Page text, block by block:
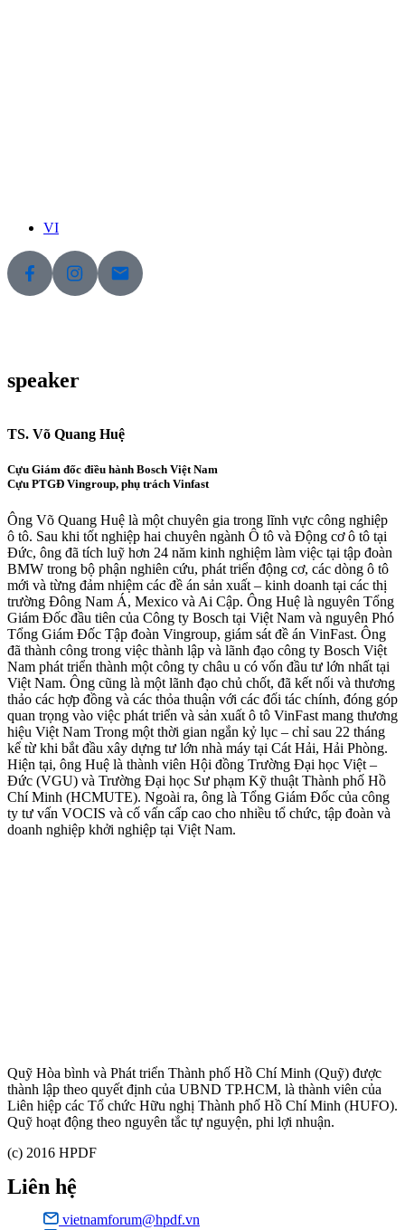
VI
speaker
TS. Võ Quang Huệ
Cựu Giám đốc điều hành Bosch Việt Nam
Cựu PTGĐ Vingroup, phụ trách Vinfast
Ông Võ Quang Huệ là một chuyên gia trong lĩnh vực công nghiệp
ô tô. Sau khi tốt nghiệp hai chuyên ngành Ô tô và Động cơ ô tô tại
Đức, ông đã tích luỹ hơn 24 năm kinh nghiệm làm việc tại tập đoàn
BMW trong bộ phận nghiên cứu, phát triển động cơ, các dòng ô tô
mới và từng đảm nhiệm các đề án sản xuất – kinh doanh tại các thị
trường Đông Nam Á, Mexico và Ai Cập. Ông Huệ là nguyên Tổng
Giám Đốc đầu tiên của Công ty Bosch tại Việt Nam và nguyên Phó
Tổng Giám Đốc Tập đoàn Vingroup, giám sát đề án VinFast. Ông
đã thành công trong việc thành lập và lãnh đạo công ty Bosch Việt
Nam phát triển thành một công ty châu u có vốn đầu tư lớn nhất tại
Việt Nam. Ông cũng là một lãnh đạo chủ chốt, đã kết nối và thương
thảo các hợp đồng và các thỏa thuận với các đối tác chính, đóng góp
quan trọng vào việc phát triển và sản xuất ô tô VinFast mang thương
hiệu Việt Nam Trong một thời gian ngắn kỷ lục – chỉ sau 22 tháng
kể từ khi bắt đầu xây dựng tư lớn nhà máy tại Cát Hải, Hải Phòng.
Hiện tại, ông Huệ là thành viên Hội đồng Trường Đại học Việt –
Đức (VGU) và Trường Đại học Sư phạm Kỹ thuật Thành phố Hồ
Chí Minh (HCMUTE). Ngoài ra, ông là Tổng Giám Đốc của công
ty tư vấn VOCIS và cố vấn cấp cao cho nhiều tổ chức, tập đoàn và
doanh nghiệp khởi nghiệp tại Việt Nam.
Quỹ Hòa bình và Phát triển Thành phố Hồ Chí Minh (Quỹ) được
thành lập theo quyết định của UBND TP.HCM, là thành viên của
Liên hiệp các Tổ chức Hữu nghị Thành phố Hồ Chí Minh (HUFO).
Quỹ hoạt động theo nguyên tắc tự nguyện, phi lợi nhuận.
(c) 2016 HPDF
Liên hệ
vietnamforum@hpdf.vn